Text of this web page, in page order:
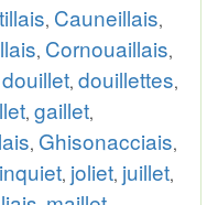
, Cauneillais,
, Cornouaillais,
douillet, douillettes,
, gaillet,
, Ghisonacciais,
inquiet, joliet, juillet,